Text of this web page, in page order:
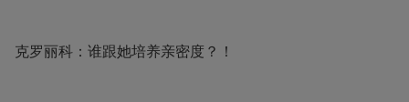
克罗丽科：谁跟她培养亲密度？！